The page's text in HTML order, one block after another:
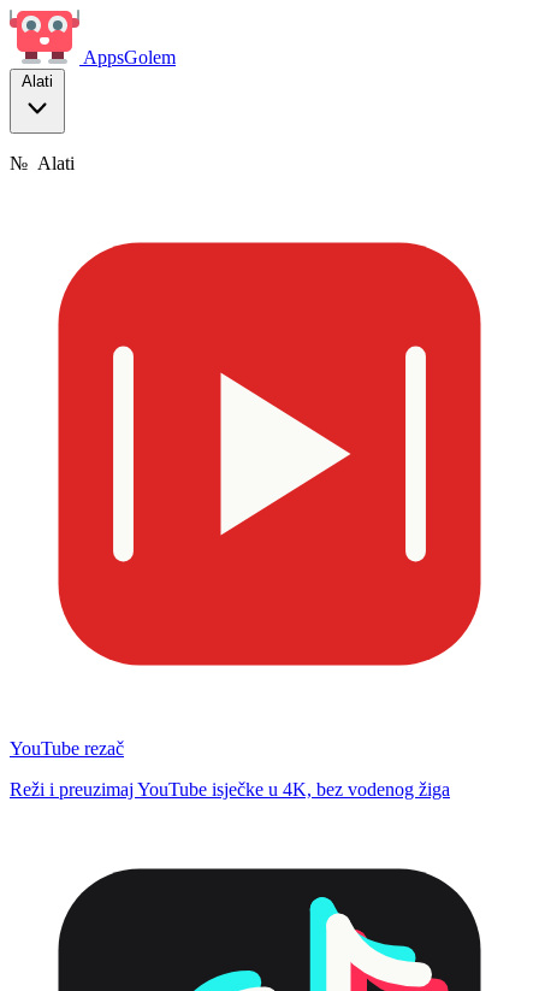
AppsGolem
Alati
№ Alati
YouTube rezač
Reži i preuzimaj YouTube isječke u 4K, bez vodenog žiga